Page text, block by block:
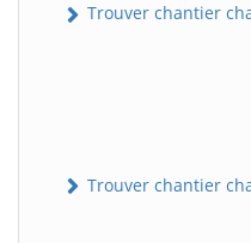
Trouver chantier
Trouver chantier